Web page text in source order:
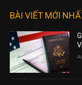
BÀI VIẾT MỚI